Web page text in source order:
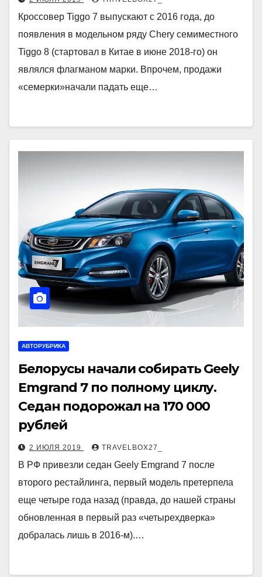
Кроссовер Tiggo 7 выпускают с 2016 года, до
появления в модельном ряду Chery семиместного
Tiggo 8 (стартовал в Китае в июне 2018-го) он
являлся флагманом марки. Впрочем, продажи
«семерки»начали падать еще…
АВТОРУБРИКА
Белорусы начали собирать Geely
Emgrand 7 по полному циклу.
Седан подорожал на 170 000
рублей
2 ИЮЛЯ 2019 TRAVELBOX27_
В РФ привезли седан Geely Emgrand 7 после
второго рестайлинга, первый модель претерпела
еще четыре года назад (правда, до нашей страны
обновленная в первый раз «четырехдверка»
добралась лишь в 2016-м).…